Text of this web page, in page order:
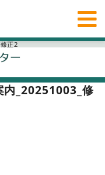
正2
内_20251003_修